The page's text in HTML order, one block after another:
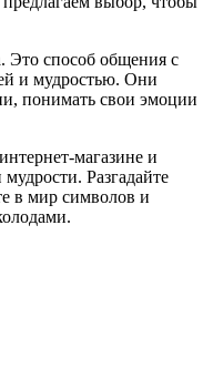
Это способ общения с
и мудростью. Они
понимать свои эмоции
магазине и
Разгадайте
в мир символов и